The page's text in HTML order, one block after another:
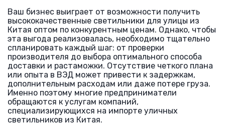
Ваш бизнес выиграет от возможности получить
высококачественные светильники для улицы из
Китая оптом по конкурентным ценам. Однако, чтобы
эта выгода реализовалась, необходимо тщательно
спланировать каждый шаг: от проверки
производителя до выбора оптимального способа
доставки и растаможки. Отсутствие четкого плана
или опыта в ВЭД может привести к задержкам,
дополнительным расходам или даже потере груза.
Именно поэтому многие предприниматели
обращаются к услугам компаний,
специализирующихся на импорте уличных
светильников из Китая.